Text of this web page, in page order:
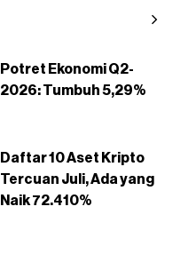
Potret Ekonomi Q2-
2026: Tumbuh 5,29%
Daftar 10 Aset Kripto
Tercuan Juli, Ada yang
Naik 72.410%